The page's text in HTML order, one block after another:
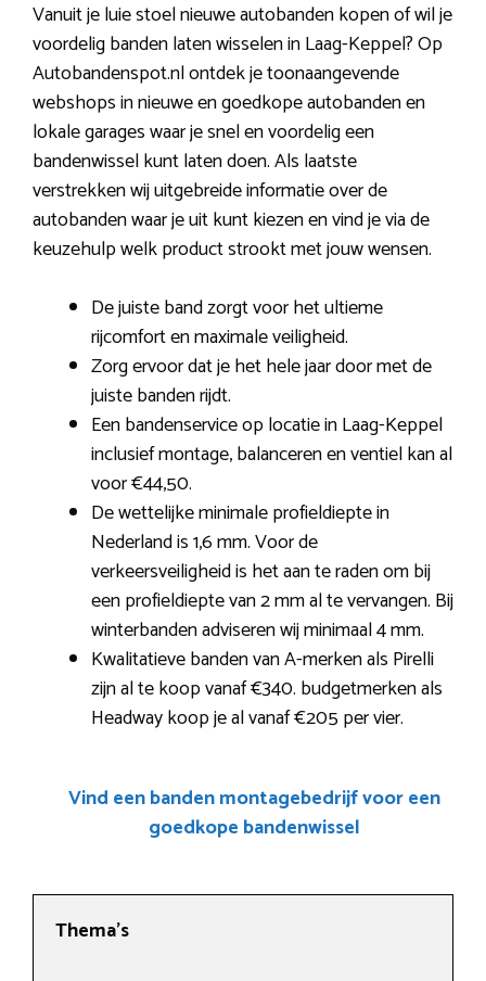
Vanuit je luie stoel nieuwe autobanden kopen of wil je
voordelig banden laten wisselen in Laag-Keppel? Op
Autobandenspot.nl ontdek je toonaangevende
webshops in nieuwe en goedkope autobanden en
lokale garages waar je snel en voordelig een
bandenwissel kunt laten doen. Als laatste
verstrekken wij uitgebreide informatie over de
autobanden waar je uit kunt kiezen en vind je via de
keuzehulp welk product strookt met jouw wensen.
De juiste band zorgt voor het ultieme
rijcomfort en maximale veiligheid.
Zorg ervoor dat je het hele jaar door met de
juiste banden rijdt.
Een bandenservice op locatie in Laag-Keppel
inclusief montage, balanceren en ventiel kan al
voor €44,50.
De wettelijke minimale profieldiepte in
Nederland is 1,6 mm. Voor de
verkeersveiligheid is het aan te raden om bij
een profieldiepte van 2 mm al te vervangen. Bij
winterbanden adviseren wij minimaal 4 mm.
Kwalitatieve banden van A-merken als Pirelli
zijn al te koop vanaf €340. budgetmerken als
Headway koop je al vanaf €205 per vier.
Vind een banden montagebedrijf voor een
goedkope bandenwissel
Thema’s